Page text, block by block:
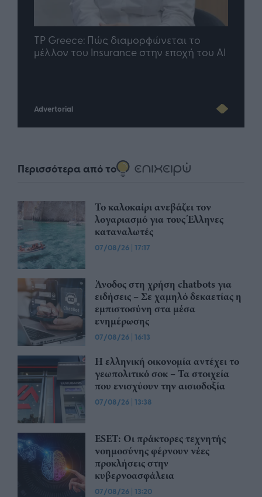
TP Greece: Πώς διαμορφώνεται το
μέλλον του Insurance στην εποχή του AI
Advertorial
Περισσότερα από το
Το καλοκαίρι ανεβάζει τον
λογαριασμό για τους Έλληνες
καταναλωτές
07/08/26 | 17:17
Άνοδος στη χρήση chatbots για
ειδήσεις – Σε χαμηλό δεκαετίας η
εμπιστοσύνη στα μέσα
ενημέρωσης
07/08/26 | 16:13
Η ελληνική οικονομία αντέχει το
γεωπολιτικό σοκ – Τα στοιχεία
που ενισχύουν την αισιοδοξία
07/08/26 | 13:38
ESET: Οι πράκτορες τεχνητής
νοημοσύνης φέρνουν νέες
προκλήσεις στην
κυβερνοασφάλεια
07/08/26 | 13:20